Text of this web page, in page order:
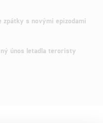
s novými epizodami
únos letadla teroristy